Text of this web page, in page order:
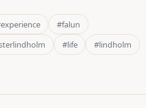
#falun
#life #lindholm